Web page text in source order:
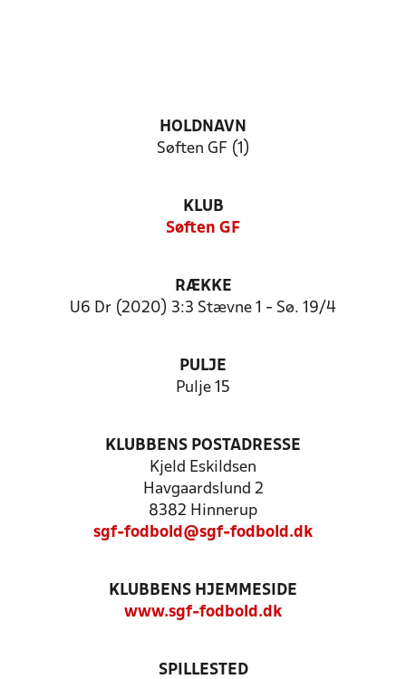
HOLDNAVN
Søften GF (1)
KLUB
Søften GF
RÆKKE
U6 Dr (2020) 3:3 Stævne 1 - Sø. 19/4
PULJE
Pulje 15
KLUBBENS POSTADRESSE
Kjeld Eskildsen
Havgaardslund 2
8382 Hinnerup
sgf-fodbold@sgf-fodbold.dk
KLUBBENS HJEMMESIDE
www.sgf-fodbold.dk
SPILLESTED